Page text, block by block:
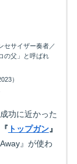
セサイザー奏者／
の父」と呼ばれ
）
功に近かった
『 トップガン』
』が使わ